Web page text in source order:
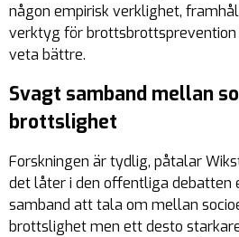
någon empirisk verklighet,
verktyg för
veta bättre.
Svagt samband mellan
brottslighet
Forskningen är tydlig, påtalar
det låter i den offentliga debatten
samband att tala om mellan
brottslighet men ett desto